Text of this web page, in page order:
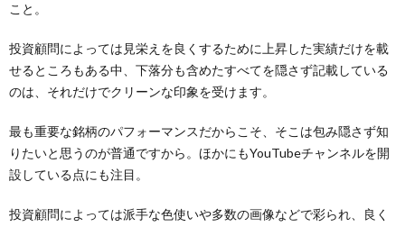
こと。
投資顧問によっては見栄えを良くするために上昇した実績だけを載
せるところもある中、下落分も含めたすべてを隠さず記載している
のは、それだけでクリーンな印象を受けます。
最も重要な銘柄のパフォーマンスだからこそ、そこは包み隠さず知
りたいと思うのが普通ですから。ほかにもYouTubeチャンネルを開
設している点にも注目。
投資顧問によっては派手な色使いや多数の画像などで彩られ、良く